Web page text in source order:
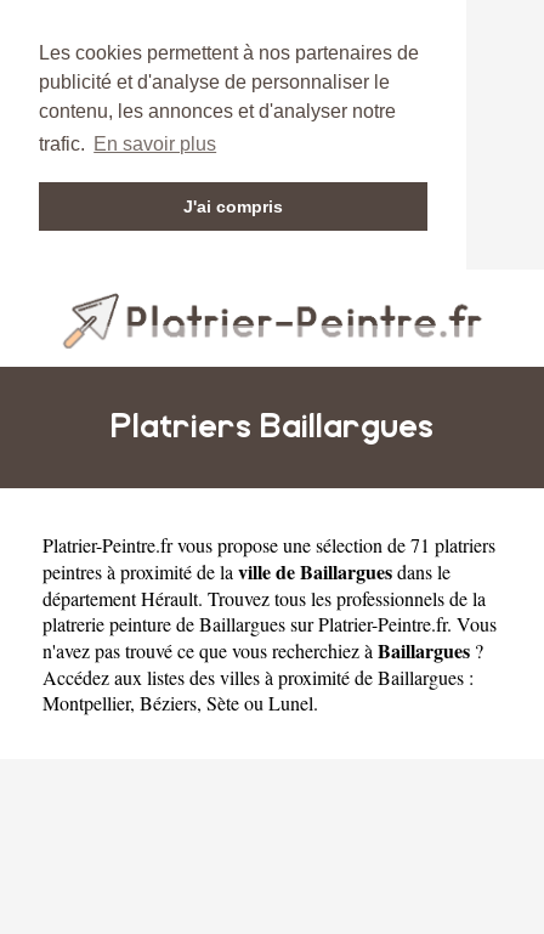
Les cookies permettent à nos partenaires de
publicité et d'analyse de personnaliser le
contenu, les annonces et d'analyser notre
trafic. En savoir plus
J'ai compris
Platriers Baillargues
Platrier-Peintre.frvous propose une sélection de 71 platriers
peintres à proximité de la ville de Baillarguesdans le
départementHérault. Trouvez tous les professionnels de la
platrerie peinture de Baillargues sur Platrier-Peintre.fr. Vous
n'avez pas trouvé ce que vous recherchiez à Baillargues ?
Accédez aux listes des villes à proximité de Baillargues :
Montpellier, Béziers, Sèteou Lunel.